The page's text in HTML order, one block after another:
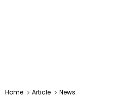
Home Article News